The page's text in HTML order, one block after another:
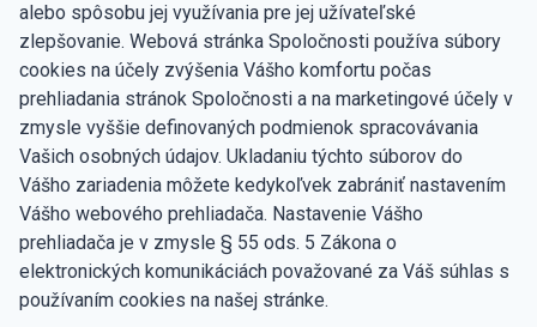
alebo spôsobu jej využívania pre jej užívateľské
zlepšovanie. Webová stránka Spoločnosti používa súbory
cookies na účely zvýšenia Vášho komfortu počas
prehliadania stránok Spoločnosti a na marketingové účely v
zmysle vyššie definovaných podmienok spracovávania
Vašich osobných údajov. Ukladaniu týchto súborov do
Vášho zariadenia môžete kedykoľvek zabrániť nastavením
Vášho webového prehliadača. Nastavenie Vášho
prehliadača je v zmysle § 55 ods. 5 Zákona o
elektronických komunikáciách považované za Váš súhlas s
používaním cookies na našej stránke.